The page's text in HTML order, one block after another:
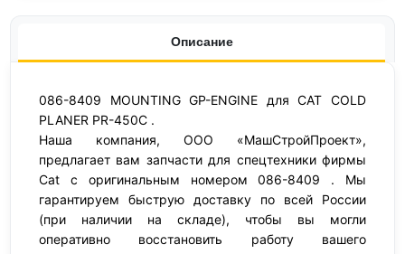
Описание
086-8409 MOUNTING GP-ENGINE для CAT COLD
PLANER PR-450C .
Наша компания, ООО «МашСтройПроект»,
предлагает вам запчасти для спецтехники фирмы
Cat с оригинальным номером 086-8409 . Мы
гарантируем быструю доставку по всей России
(при наличии на складе), чтобы вы могли
оперативно восстановить работу вашего